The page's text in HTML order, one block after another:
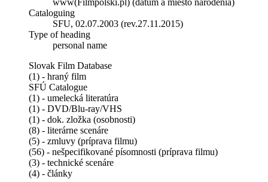
Cataloguing
SFU, 02.07.2003 (rev.27.11.2015)
Type of heading
personal name
Slovak Film Database
(1) - hraný film
SFÚ Catalogue
(1) - umelecká literatúra
(1) - DVD/Blu-ray/VHS
(1) - dok. zložka (osobnosti)
(8) - literárne scenáre
(5) - zmluvy (príprava filmu)
(56) - nešpecifikované písomnosti (príprava filmu)
(3) - technické scenáre
(4) - články